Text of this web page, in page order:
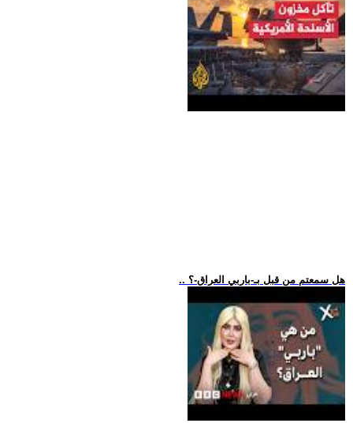
.. هل سمعتم من قبل بـ-باربي العراق-؟